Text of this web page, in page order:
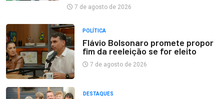
7 de agosto de 2026
POLÍTICA
Flávio Bolsonaro promete propor
fim da reeleição se for eleito
7 de agosto de 2026
DESTAQUES